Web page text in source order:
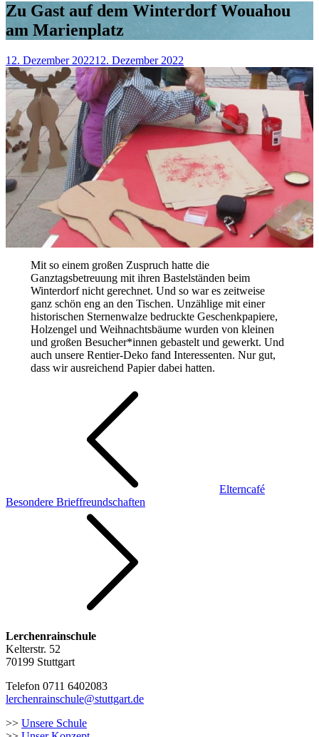
Zu Gast auf dem Winterdorf Wouahou
am Marienplatz
12. Dezember 202212. Dezember 2022
Mit so einem großen Zuspruch hatte die
Ganztagsbetreuung mit ihren Bastelständen beim
Winterdorf nicht gerechnet. Und so war es zeitweise
ganz schön eng an den Tischen. Unzählige mit einer
historischen Sternenwalze bedruckte Geschenkpapiere,
Holzengel und Weihnachtsbäume wurden von kleinen
und großen Besucher*innen gebastelt und gewerkt. Und
auch unsere Rentier-Deko fand Interessenten. Nur gut,
dass wir ausreichend Papier dabei hatten.
Beitragsnavigation
Elterncafé
Besondere Brieffreundschaften
Lerchenrainschule
Kelterstr. 52
70199 Stuttgart
Telefon 0711 6402083
lerchenrainschule@stuttgart.de
>> Unsere Schule